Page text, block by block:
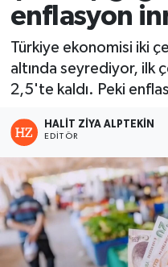
enflasyon
Türkiye ekonomisi iki
altında seyrediyor, ilk
2,5'te kaldı. Peki
HALIT ZIYA ALPTEKIN
EDITÖR